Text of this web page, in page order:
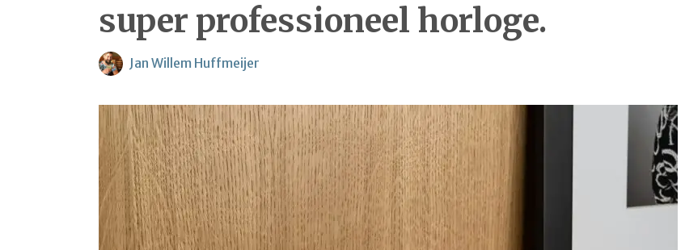
super professioneel horloge.
Jan Willem Huffmeijer